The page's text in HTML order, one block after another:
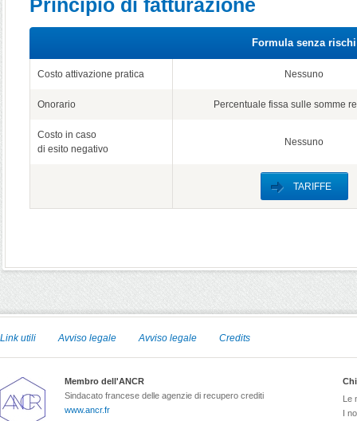
Principio di fatturazione
Formula senza rischi
Costo attivazione pratica Nessuno
Onorario Percentuale fissa sulle somme
Costo in caso
di esito negativo
Nessuno
TARIFFE
Link utili Avviso legale Avviso legale Credits
Membro dell'ANCR
Sindacato francese delle agenzie di recupero crediti
www.ancr.fr
Le
I